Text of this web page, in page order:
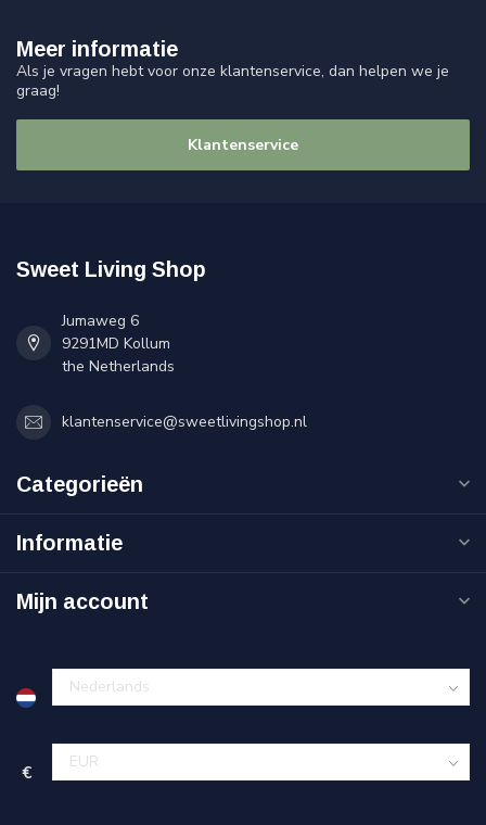
Meer informatie
Als je vragen hebt voor onze klantenservice, dan helpen we je
graag!
Klantenservice
Sweet Living Shop
Jumaweg 6
9291MD Kollum
the Netherlands
klantenservice@sweetlivingshop.nl
Categorieën
Informatie
Mijn account
€